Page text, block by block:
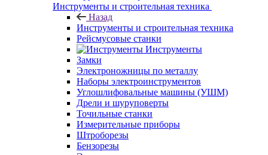
Инструменты и строительная техника
Назад
Инструменты и строительная техника
Рейсмусовые станки
Инструменты
Замки
Электроножницы по металлу
Наборы электроинструментов
Углошлифовальные машины (УШМ)
Дрели и шуруповерты
Точильные станки
Измерительные приборы
Штроборезы
Бензорезы